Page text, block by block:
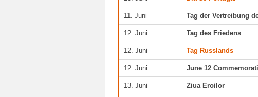
11. Juni Tag der Vertreibung
12. Juni Tag des Friedens
12. Juni Tag Russlands
12. Juni June 12
13. Juni Ziua Eroilor